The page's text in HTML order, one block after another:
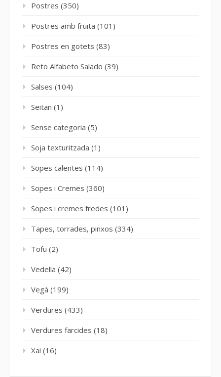
Postres (350)
Postres amb fruita (101)
Postres en gotets (83)
Reto Alfabeto Salado (39)
Salses (104)
Seitan (1)
Sense categoria (5)
Soja texturitzada (1)
Sopes calentes (114)
Sopes i Cremes (360)
Sopes i cremes fredes (101)
Tapes, torrades, pinxos (334)
Tofu (2)
Vedella (42)
Vegà (199)
Verdures (433)
Verdures farcides (18)
Xai (16)